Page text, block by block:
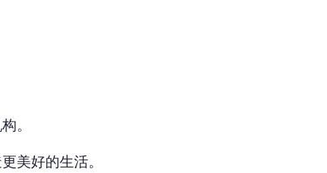
。
美好的生活。